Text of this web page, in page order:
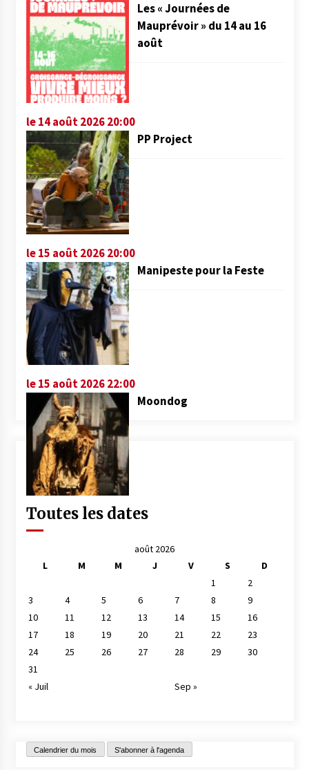
Les « Journées de
Mauprévoir » du 14 au 16
août
le 14 août 2026 20:00
PP Project
le 15 août 2026 20:00
Manipeste pour la Feste
le 15 août 2026 22:00
Moondog
Toutes les dates
août 2026
L
M M J V S
D
1
2
3
4 5 6 7 8
9
10
11 12 13 14 15
16
17
18 19 20 21 22
23
24
25 26 27 28 29
30
31
« Juil
Sep »
Calendrier du mois S'abonner à l'agenda